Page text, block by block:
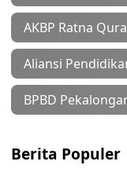
AKBP Ratna
Aliansi
BPBD
Berita Populer